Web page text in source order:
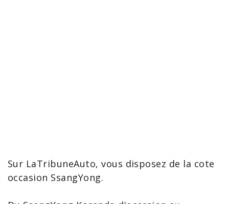
Sur LaTribuneAuto, vous disposez de la cote
occasion SsangYong.